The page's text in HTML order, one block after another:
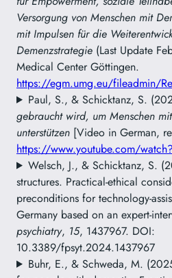
Versorgung von Menschen mit
mit Impulsen für die
Demenzstrategie (Last Update
Medical Center Göttingen.
https://egm.umg.eu/fileadmin/
Paul, S., & Schicktanz, S.
gebraucht wird, um Menschen
unterstützen [Video in German,
https://www.youtube.com/
Welsch, J., & Schicktanz, S.
structures. Practical-ethical
preconditions for technology-
Germany based on an expert-
psychiatry, 15, 1437967. DOI:
10.3389/fpsyt.2024.1437967
Buhr, E., & Schweda, M.